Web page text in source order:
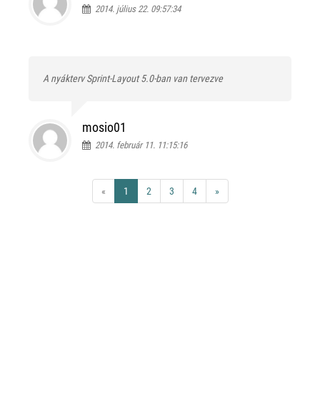
2014. július 22. 09:57:34
A nyákterv Sprint-Layout 5.0-ban van tervezve
mosio01
2014. február 11. 11:15:16
« 1 2 3 4 »